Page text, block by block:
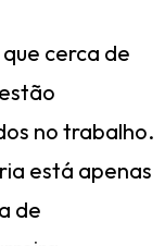
cerca de
no trabalho.
está apenas
de